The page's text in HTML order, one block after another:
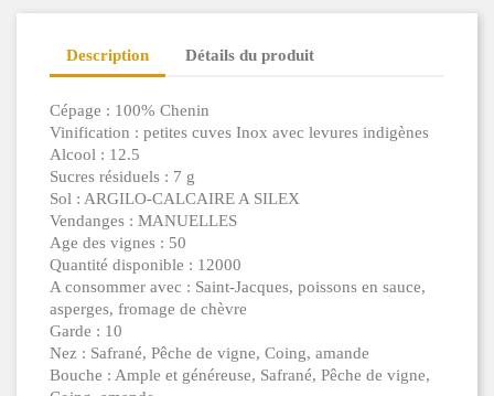
Description Détails du produit
Cépage : 100% Chenin
Vinification : petites cuves Inox avec levures indigènes
Alcool : 12.5
Sucres résiduels : 7 g
Sol : ARGILO-CALCAIRE A SILEX
Vendanges : MANUELLES
Age des vignes : 50
Quantité disponible : 12000
A consommer avec : Saint-Jacques, poissons en sauce,
asperges, fromage de chèvre
Garde : 10
Nez : Safrané, Pêche de vigne, Coing, amande
Bouche : Ample et généreuse, Safrané, Pêche de vigne,